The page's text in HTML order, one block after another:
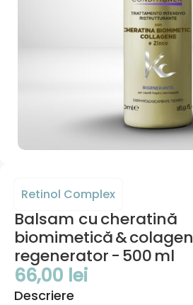
Retinol Complex
Balsam cu cheratină
biomimetică & colagen
regenerator - 500 ml
66,00 lei
Descriere